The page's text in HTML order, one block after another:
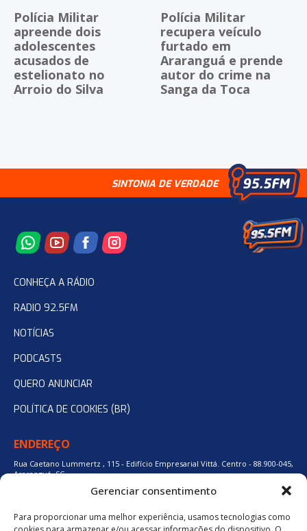
Gerenciar consentimento
Para proporcionar uma melhor experiência, usamos tecnologias como
Polícia Militar
apreende dois
adolescentes
acusados de
estelionato no
Arroio do Silva
Polícia Militar
recupera veículo
furtado em
Araranguá e prende
autor do crime na
Sanga da Toca
SINTONIA DE VERDADE
CONHEÇA A RÁDIO
RADIO 92.5FM
NOTÍCIAS
PODCASTS
QUERO ANUNCIAR
POLÍTICA DE COOKIES (BR)
ENDEREÇO
Rua Caetano Lummertz , 115 - Edifício Empresarial Vittá. Centro - 88.900-045,
Araranguá, SC.
48 3524-0137